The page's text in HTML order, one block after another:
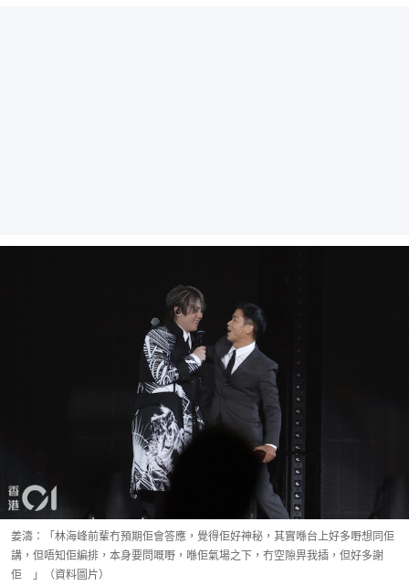
姜濤：「林海峰前輩冇預期佢會答應，覺得佢好神秘，其實喺台上好多嘢想同佢
講，但唔知佢編排，本身要問嘅嘢，喺佢氣場之下，冇空隙畀我插，但好多謝
佢 」（資料圖片）